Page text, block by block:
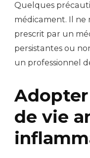
Quelques
médicament. Il
prescrit par un
persistantes ou
un professionnel
de vie